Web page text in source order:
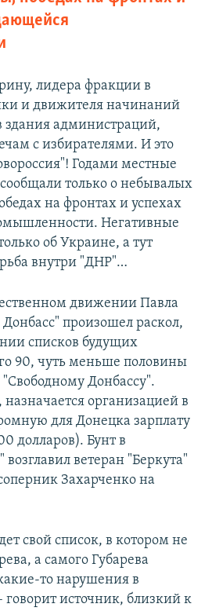
лидера фракции в
и движителя начинаний
здания администраций,
с избирателями. И это
Годами местные
только о небывалых
на фронтах и успехах
Негативные
об Украине, а тут
внутри "ДНР"…
движении Павла
произошел раскол,
списков будущих
90, чуть меньше половины
Донбассу".
назначается организацией в
для Донецка зарплату
долларов). Бунт в
ветеран "Беркута"
Захарченко на
свой список, в котором не
а самого Губарева
то нарушения в
источник, близкий к